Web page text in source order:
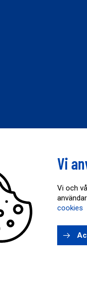
Vi
Vi och
cookies